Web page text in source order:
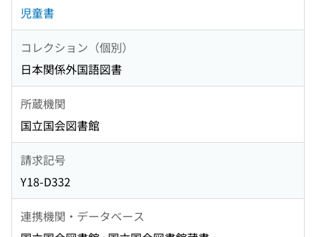
児童書
コレクション（個別）
日本関係外国語図書
所蔵機関
国立国会図書館
請求記号
Y18-D332
連携機関・データベース